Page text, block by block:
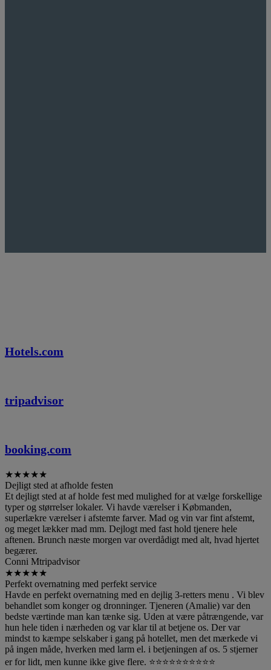
Hotels.com
tripadvisor
booking.com
★★★★★
Dejligt sted at afholde festen
Et dejligt sted at af holde fest med mulighed for at vælge forskellige
typer og størrelser lokaler. Vi havde værelser i Købmanden,
superlækre værelser i afstemte farver. Mad og vin var fint afstemt,
og meget lækker mad mm. Dejlogt med fast hold tjenere hele
aftenen. Brunch næste morgen var overdådigt med alt, hvad hjertet
begærer.
Conni Mtripadvisor
★★★★★
Perfekt overnatning med perfekt service
Havde en perfekt overnatning med en dejlig 3-retters menu . Vi blev
behandlet som konger og dronninger. Tjeneren (Amalie) var den
bedste værtinde man kan tænke sig. Uden at være påtrængende, var
hun hele tiden i nærheden og var klar til at betjene os. Der var
mindst to kæmpe selskaber i gang på hotellet, men det mærkede vi
på ingen måde, hverken med larm el. i betjeningen af os. 5 stjerner
er for lidt, men kunne ikke give flere. ⭐️⭐️⭐️⭐️⭐️⭐️⭐️⭐️⭐️⭐️